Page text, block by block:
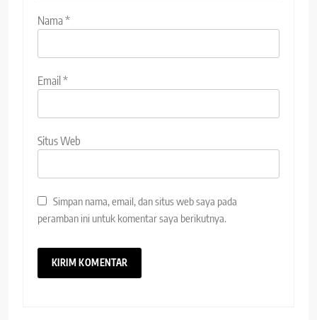
Nama*
Email *
Situs Web
Simpan nama, email, dan situs web saya pada
peramban ini untuk komentar saya berikutnya.